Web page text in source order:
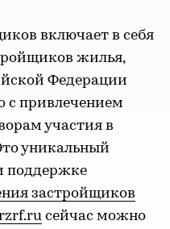
включает в себя
жилья,
Федерации
с привлечением
участия в
уникальный
поддержке
застройщиков
сейчас можно